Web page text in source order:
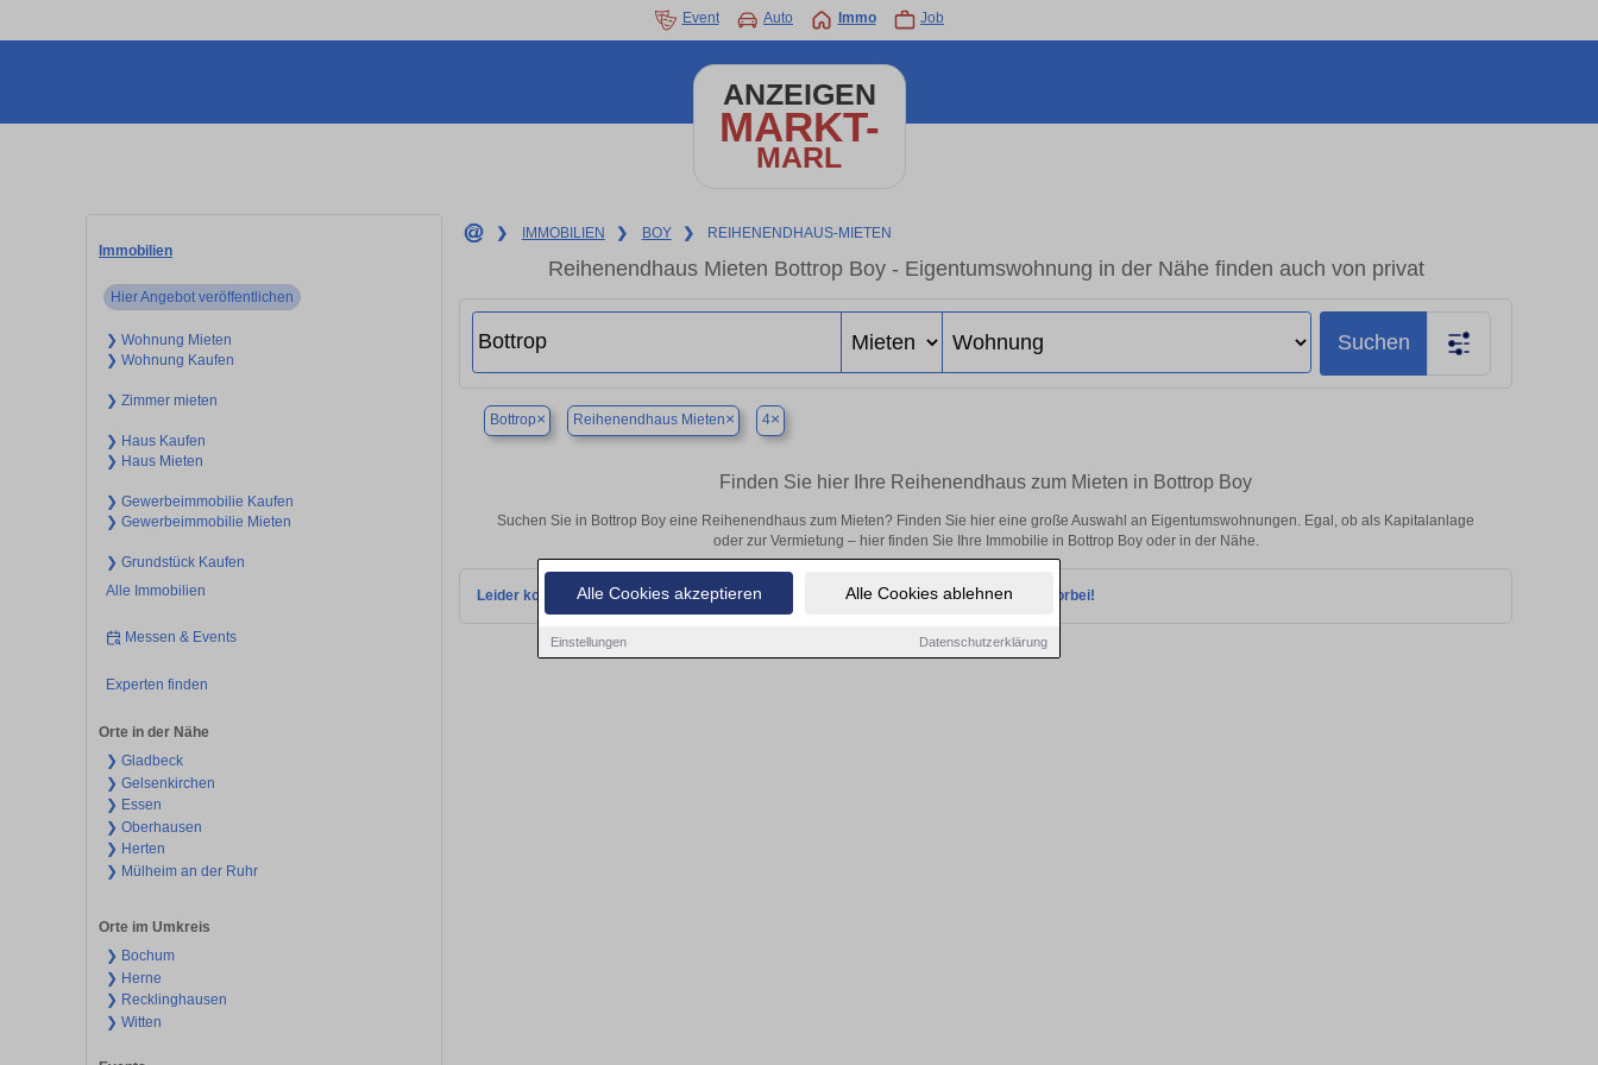
Alle Cookies akzeptieren Alle Cookies ablehnen
Einstellungen Datenschutzerklärung
Event Auto Immo Job
ANZEIGEN
MARKT-
MARL
Immobilien
Hier Angebot veröffentlichen
❯ Wohnung Mieten
❯ Wohnung Kaufen
❯ Zimmer mieten
❯ Haus Kaufen
❯ Haus Mieten
❯ Gewerbeimmobilie Kaufen
❯ Gewerbeimmobilie Mieten
❯ Grundstück Kaufen
Alle Immobilien
Messen & Events
Experten finden
Orte in der Nähe
❯ Gladbeck
❯ Gelsenkirchen
❯ Essen
❯ Oberhausen
❯ Herten
❯ Mülheim an der Ruhr
Orte im Umkreis
❯ Bochum
❯ Herne
❯ Recklinghausen
❯ Witten
❯ IMMOBILIEN ❯ BOY ❯ REIHENENDHAUS-MIETEN
Reihenendhaus Mieten Bottrop Boy - Eigentumswohnung in der Nähe finden auch von privat
Suchen
Bottrop× Reihenendhaus Mieten× 4×
Finden Sie hier Ihre Reihenendhaus zum Mieten in Bottrop Boy
Suchen Sie in Bottrop Boy eine Reihenendhaus zum Mieten? Finden Sie hier eine große Auswahl an Eigentumswohnungen. Egal, ob als Kapitalanlage
oder zur Vermietung – hier finden Sie Ihre Immobilie in Bottrop Boy oder in der Nähe.
Leider konnten wir derzeit keine passenden Objekte finden. Schauen Sie bald wieder vorbei!